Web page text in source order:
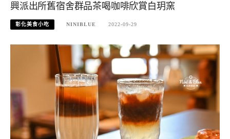
興派出所舊宿舍群品茶喝咖啡欣賞白玥窯
彰化美食小吃 NINIBLUE 2022-09-29